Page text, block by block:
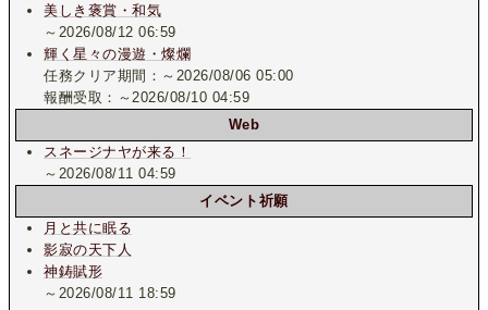
美しき褒賞・和気
～2026/08/12 06:59
輝く星々の漫遊・燦爛
任務クリア期間：～2026/08/06 05:00
報酬受取：～2026/08/10 04:59
Web
スネージナヤが来る！
～2026/08/11 04:59
イベント祈願
月と共に眠る
影寂の天下人
神鋳賦形
～2026/08/11 18:59